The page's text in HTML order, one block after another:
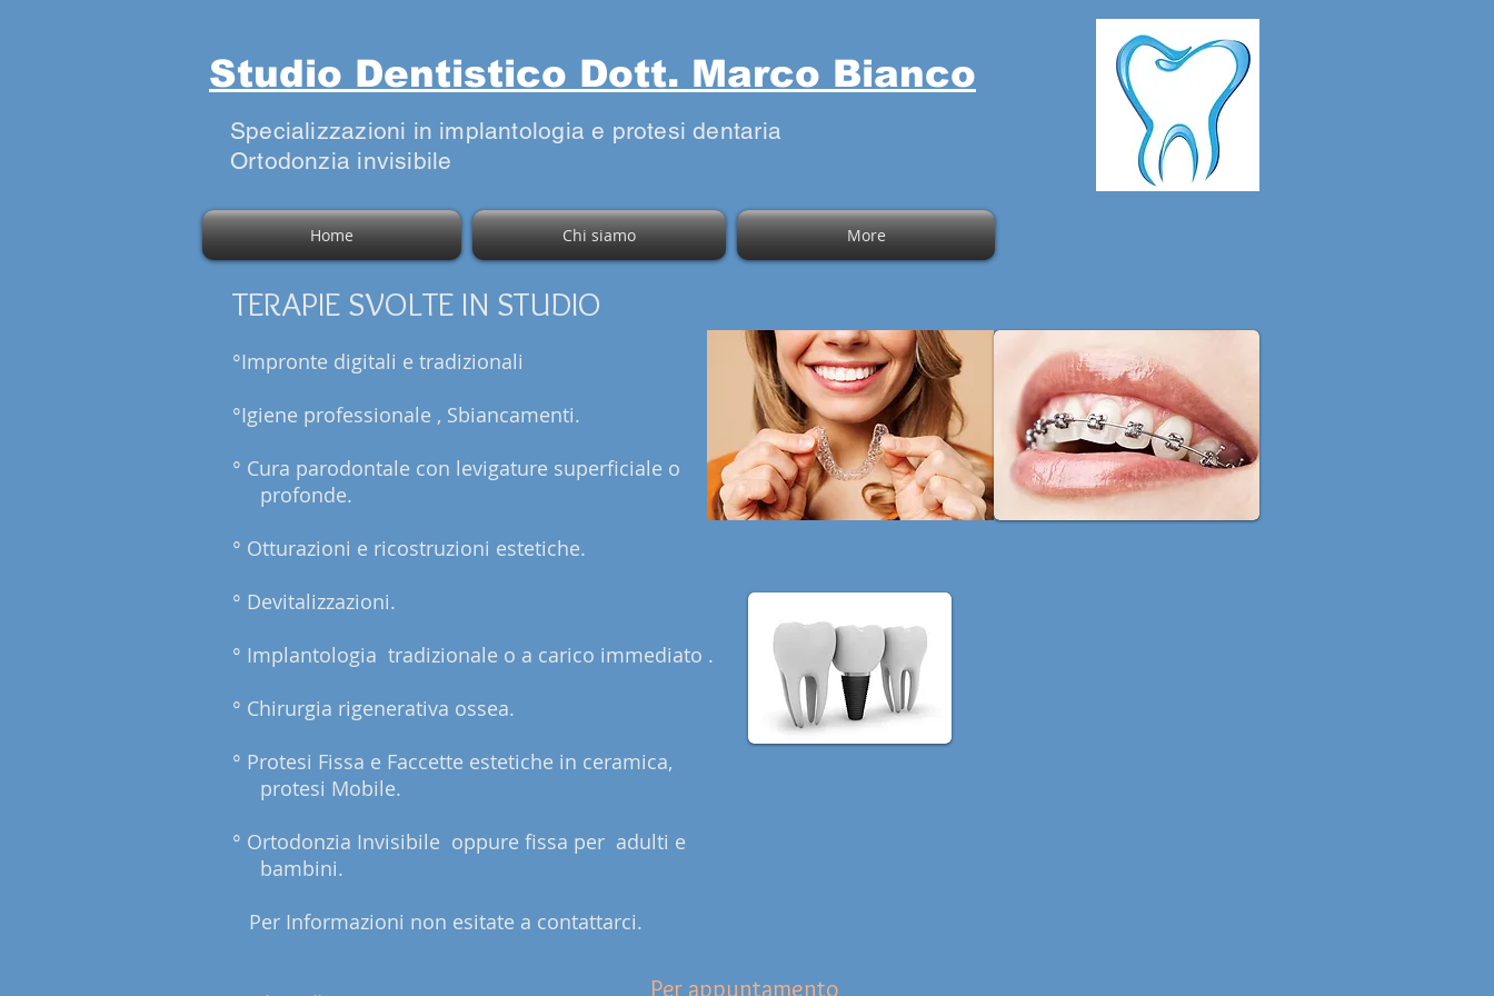
Studio Dentistico Dott. Marco Bianco
Specializzazioni in implantologia e protesi dentaria
Ortodonzia invisibile
Home Chi siamo More
TERAPIE SVOLTE IN STUDIO
°Impronte digitali e tradizionali
°Igiene professionale , Sbiancamenti.
° Cura parodontale con levigature superficiale o
profonde.
° Otturazioni e ricostruzioni estetiche.
° Devitalizzazioni.
° Implantologia tradizionale o a carico immediato .
° Chirurgia rigenerativa ossea.
° Protesi Fissa e Faccette estetiche in ceramica,
protesi Mobile.
° Ortodonzia Invisibile oppure fissa per adulti e
bambini.
Per Informazioni non esitate a contattarci.
Per appuntamento